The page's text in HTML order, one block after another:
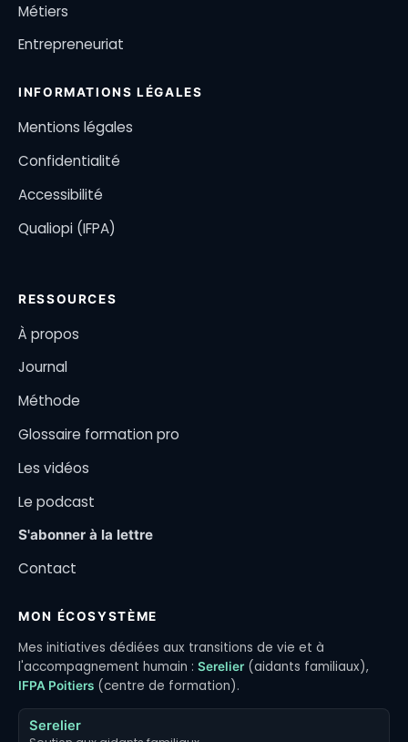
Métiers
Entrepreneuriat
INFORMATIONS LÉGALES
Mentions légales
Confidentialité
Accessibilité
Qualiopi (IFPA)
RESSOURCES
À propos
Journal
Méthode
Glossaire formation pro
Les vidéos
Le podcast
S'abonner à la lettre
Contact
MON ÉCOSYSTÈME
Mes initiatives dédiées aux transitions de vie et à
l'accompagnement humain : Serelier (aidants familiaux),
IFPA Poitiers (centre de formation).
Serelier